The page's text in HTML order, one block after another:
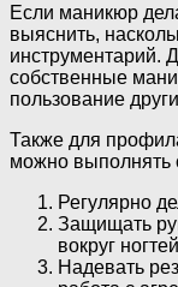
Если маникюр
выяснить,
инструментарий.
собственные
пользование
Также для
можно выполнять
Регулярно
Защищать
вокруг
Надевать